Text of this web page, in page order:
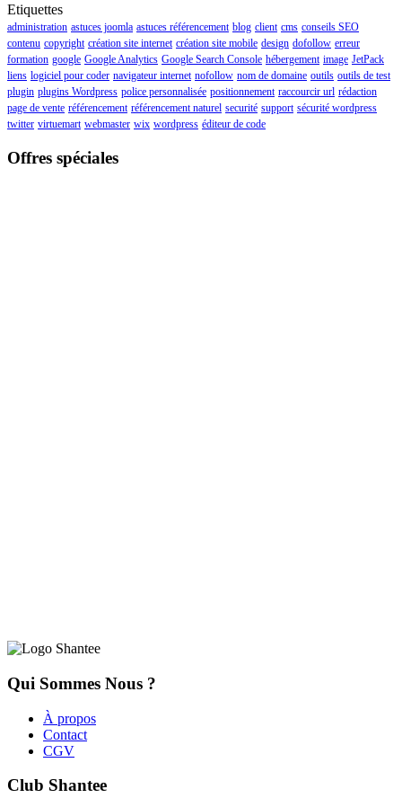
Etiquettes
administration astuces joomla astuces référencement blog client cms conseils SEO
contenu copyright création site internet création site mobile design dofollow erreur
formation google Google Analytics Google Search Console hébergement image JetPack
liens logiciel pour coder navigateur internet nofollow nom de domaine outils outils de test
plugin plugins Wordpress police personnalisée positionnement raccourcir url rédaction
page de vente référencement référencement naturel securité support sécurité wordpress
twitter virtuemart webmaster wix wordpress éditeur de code
Offres spéciales
Qui Sommes Nous ?
À propos
Contact
CGV
Club Shantee